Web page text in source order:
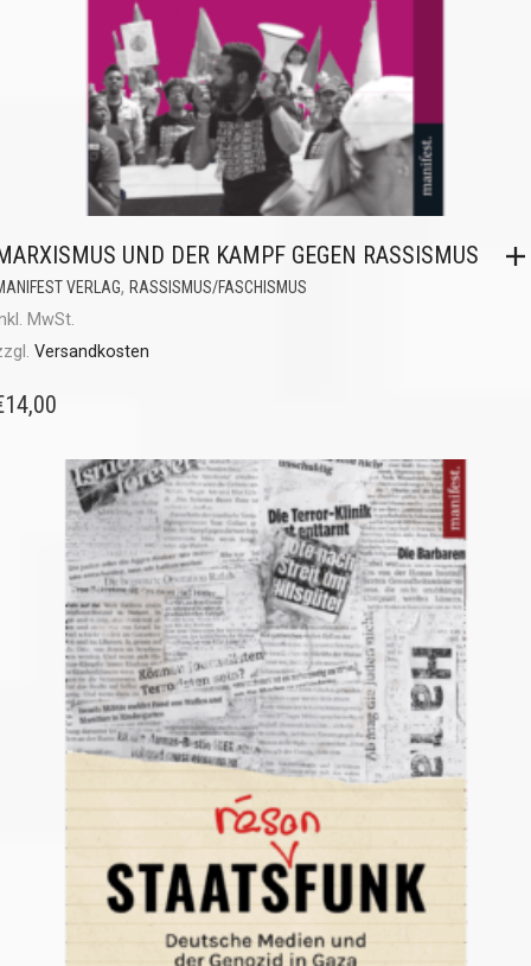
UND DER KAMPF GEGEN RASSISMUS
VERLAG, RASSISMUS/FASCHISMUS
MwSt.
Versandkosten
14,00